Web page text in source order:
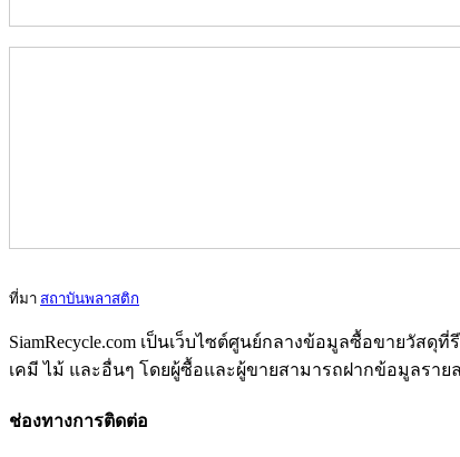
ที่มา สถาบันพลาสติก
SiamRecycle.com เป็นเว็บไซต์ศูนย์กลางข้อมูลซื้อขายวัส
เคมี ไม้ และอื่นๆ โดยผู้ซื้อและผู้ขายสามารถฝากข้อมูลราย
ช่องทางการติดต่อ